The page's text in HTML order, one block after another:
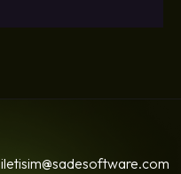
iletisim@sadesoftware.com